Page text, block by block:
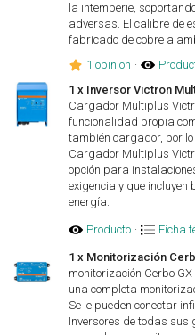
la intemperie,
adversas. El calibre de
fabricado de cobre
1 opinion ·
1 x Inversor Victron
Cargador Multiplus
funcionalidad propia
también cargador, por
Cargador Multiplus
opción para
exigencia y que
energía.
Producto · Ficha
1 x Monitorización
monitorización Cerbo
una completa
Se le pueden conectar
Inversores de todas sus